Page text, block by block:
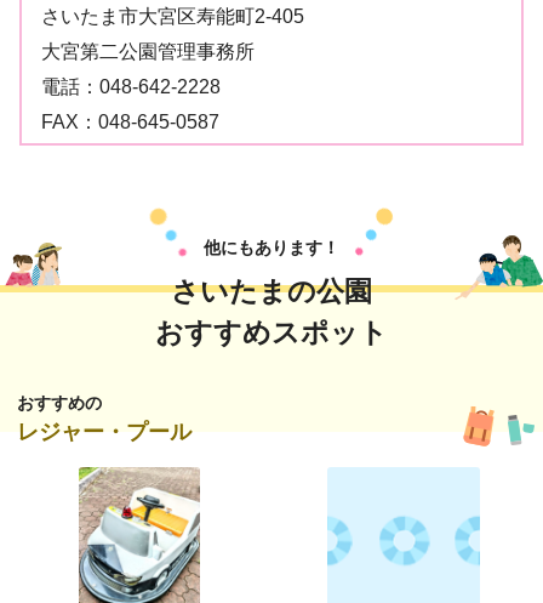
さいたま市大宮区寿能町2-405
大宮第二公園管理事務所
電話： 048-642-2228
FAX： 048-645-0587
他にもあります！
さいたまの公園
おすすめスポット
おすすめの
レジャー・プール